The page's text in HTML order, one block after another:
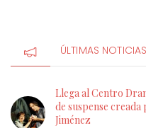
ÚLTIMAS NOTICIAS
Llega al Centro
de suspense
Jiménez